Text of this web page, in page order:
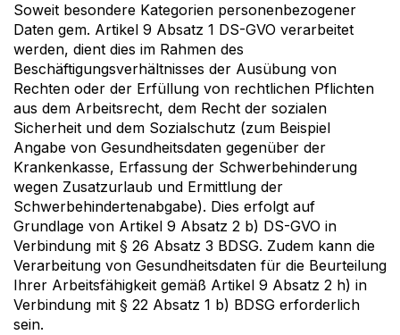
Soweit besondere Kategorien personenbezogener
Daten gem. Artikel 9 Absatz 1 DS-GVO verarbeitet
werden, dient dies im Rahmen des
Beschäftigungsverhältnisses der Ausübung von
Rechten oder der Erfüllung von rechtlichen Pflichten
aus dem Arbeitsrecht, dem Recht der sozialen
Sicherheit und dem Sozialschutz (zum Beispiel
Angabe von Gesundheitsdaten gegenüber der
Krankenkasse, Erfassung der Schwerbehinderung
wegen Zusatzurlaub und Ermittlung der
Schwerbehindertenabgabe). Dies erfolgt auf
Grundlage von Artikel 9 Absatz 2 b) DS-GVO in
Verbindung mit § 26 Absatz 3 BDSG. Zudem kann die
Verarbeitung von Gesundheitsdaten für die Beurteilung
Ihrer Arbeitsfähigkeit gemäß Artikel 9 Absatz 2 h) in
Verbindung mit § 22 Absatz 1 b) BDSG erforderlich
sein.